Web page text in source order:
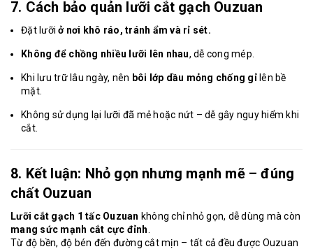
7. Cách bảo quản lưỡi cắt gạch Ouzuan
Đặt lưỡiở nơi khô ráo, tránh ẩm và rỉ sét.
Không để chồng nhiều lưỡi lên nhau, dễ cong mép.
Khi lưu trữ lâu ngày, nên bôi lớp dầu mỏng chống gỉlên bề
mặt.
Không sử dụng lại lưỡi đã mẻ hoặc nứt – dễ gây nguy hiểm khi
cắt.
8. Kết luận: Nhỏ gọn nhưng mạnh mẽ – đúng
chất Ouzuan
Lưỡi cắt gạch 1 tấc Ouzuan không chỉ nhỏ gọn, dễ dùng mà còn
mang sức mạnh cắt cực đỉnh
Từ độ bền, độ bén đến đường cắt mịn – tất cả đều được Ouzuan